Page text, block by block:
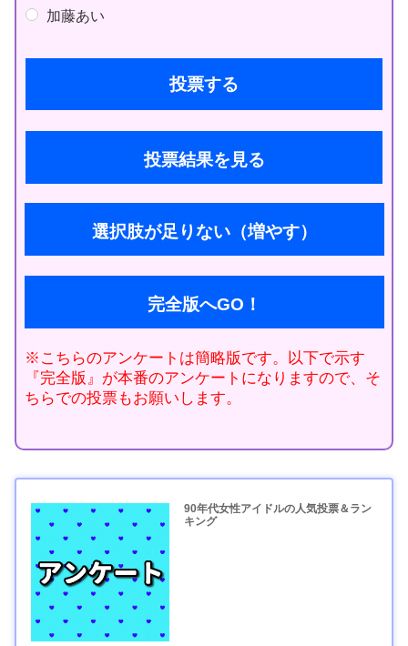
加藤あい
投票結果を見る
選択肢が足りない（増やす）
完全版へGO！
※こちらのアンケートは簡略版です。以下で示す
『完全版』が本番のアンケートになりますので、そ
ちらでの投票もお願いします。
90年代女性アイドルの人気投票＆ラン
キング